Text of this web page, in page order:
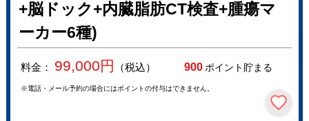
+脳ドック+内臓脂肪CT検査+腫瘍マ
ーカー6種)
料金： 99,000円 （税込） 900ポイント貯まる
※電話・メール予約の場合にはポイントの付与はできません。